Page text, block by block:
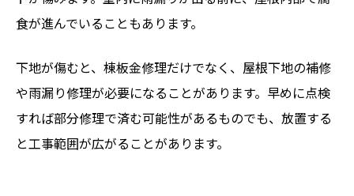
食が進んでいることもあります。
下地が傷むと、棟板金修理だけでなく、屋根下地の補修
や雨漏り修理が必要になることがあります。早めに点検
すれば部分修理で済む可能性があるものでも、放置する
と工事範囲が広がることがあります。